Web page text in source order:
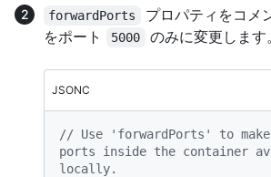
forwardPorts
プロパティをコメ
をポート
5000 のみに変更します。
JSONC
// Use 'forwardPorts' to
ports inside the container
locally.